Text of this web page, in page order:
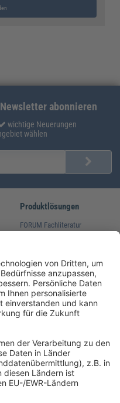
abonnieren
wichtige Neuerungen
wählen
Produktlösungen
FORUM Fachliteratur